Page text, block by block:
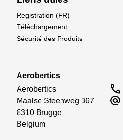
Registration (FR)
Téléchargement
Sécurité des Produits
Aerobertics
Aerobertics
Maalse Steenweg 367
8310 Brugge
Belgium
call
alternate_email